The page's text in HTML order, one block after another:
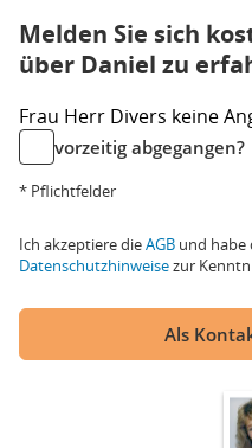
Melden Sie sich
über Daniel zu
Frau Herr Divers keine
vorzeitig abgegangen?
* Pflichtfelder
Ich akzeptiere dieAGB und habe
Datenschutzhinweisezur
Als